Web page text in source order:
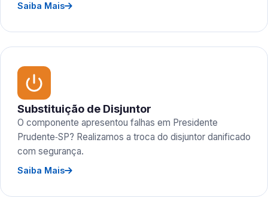
Saiba Mais
Substituição de Disjuntor
O componente apresentou falhas em Presidente
Prudente‑SP? Realizamos a troca do disjuntor danificado
com segurança.
Saiba Mais